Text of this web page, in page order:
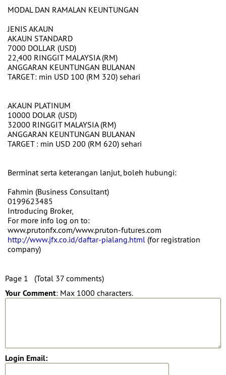
MODAL DAN RAMALAN KEUNTUNGAN
JENIS AKAUN
AKAUN STANDARD
7000 DOLLAR (USD)
22,400 RINGGIT MALAYSIA (RM)
ANGGARAN KEUNTUNGAN BULANAN
TARGET: min USD 100 (RM 320) sehari
AKAUN PLATINUM
10000 DOLAR (USD)
32000 RINGGIT MALAYSIA (RM)
ANGGARAN KEUNTUNGAN BULANAN
TARGET : min USD 200 (RM 620) sehari
Berminat serta keterangan lanjut, boleh hubungi:
Fahmin (Business Consultant)
0199623485
Introducing Broker,
For more info log on to:
www.prutonfx.com/www.pruton-futures.com
http://www.jfx.co.id/daftar-pialang.html (for registration
company)
Page 1 (Total 37 comments)
Your Comment: Max 1000 characters.
Login Email: